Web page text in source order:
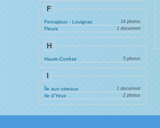
F
Fernajioux - Louignac 14 photos
Fleurs 1 document
H
Haute-Corrèze 5 photos
I
Île aux oiseaux 1 document
Ile d'Yeux 2 photos